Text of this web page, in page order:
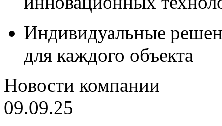
Индивидуальные
для каждого объекта
Новости компании
09.09.25